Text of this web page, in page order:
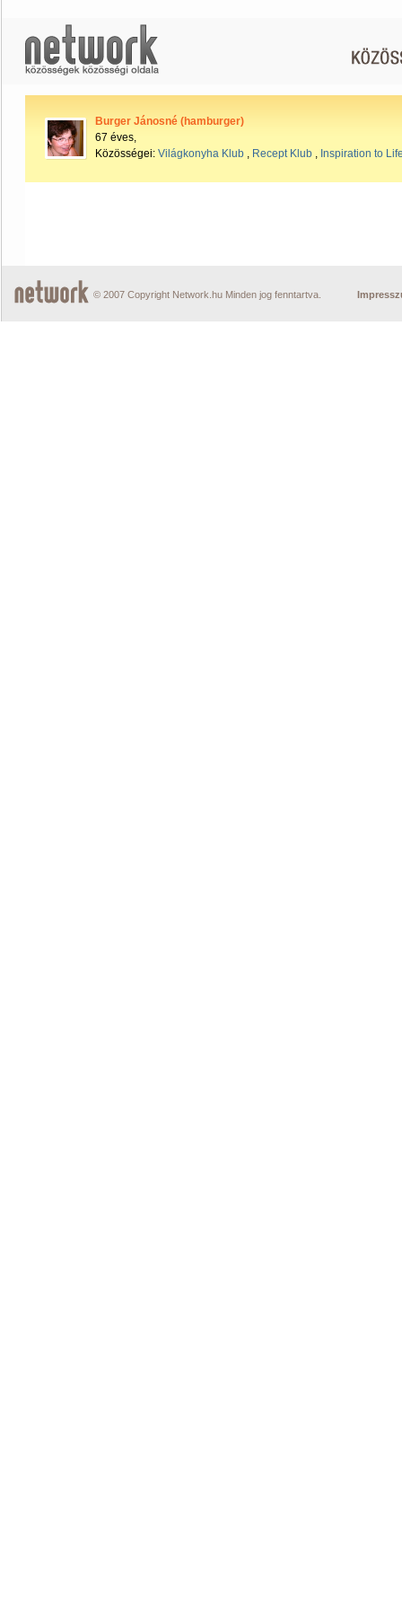
Burger Jánosné (hamburger)
67 éves,
Közösségei: Világkonyha Klub , Recept Klub , Inspiration to
© 2007 Copyright Network.hu Minden jog fenntartva.